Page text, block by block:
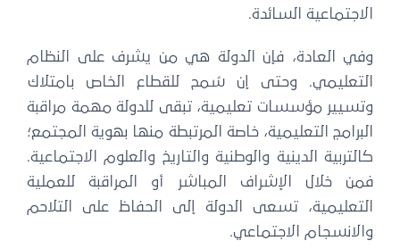
الاجتماعية السائدة.
وفي العادة، فإن الدولة هي من يشرف على النظام
التعليمي. وحتى إن سُمح للقطاع الخاص بامتلاك
وتسيير مؤسسات تعليمية، تبقى للدولة مهمة مراقبة
البرامج التعليمية، خاصة المرتبطة منها بهوية المجتمع؛
كالتربية الدينية والوطنية والتاريخ والعلوم الاجتماعية.
فمن خلال الإشراف المباشر أو المراقبة للعملية
التعليمية، تسعى الدولة إلى الحفاظ على التلاحم
والانسجام الاجتماعي.